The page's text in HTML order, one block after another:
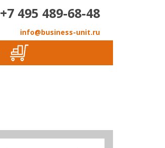
+7 495 489-68-48
info@business-unit.ru